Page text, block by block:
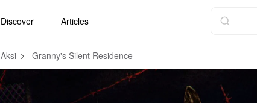
Discover Articles
Aksi Granny's Silent Residence